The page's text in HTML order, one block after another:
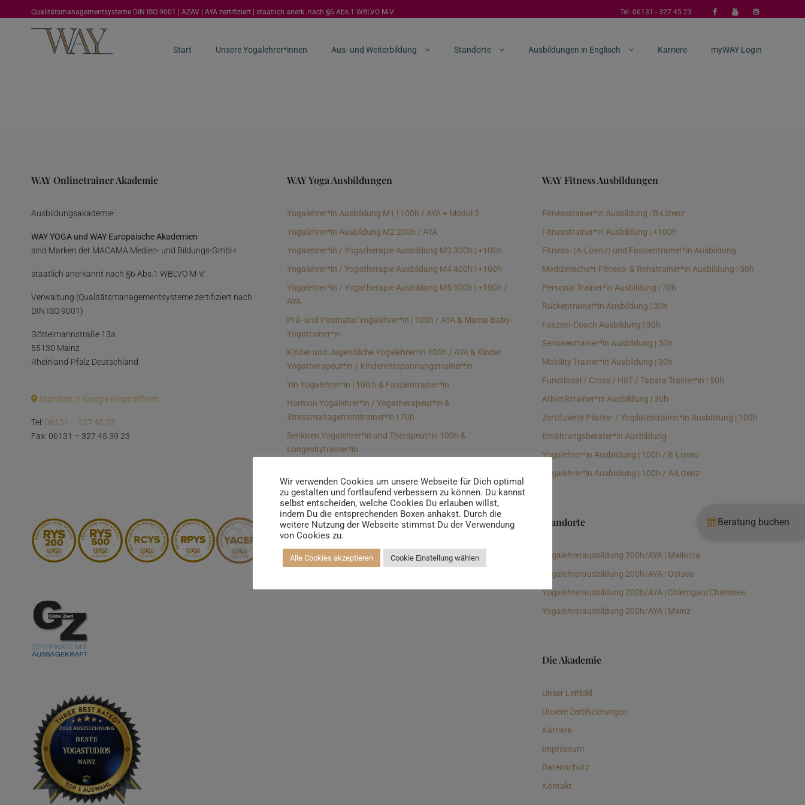
Qualitätsmanagementsysteme DIN ISO 9001 | AZAV | AYA zertifiziert | staatlich anerk. nach §6 Abs.1 WBLVO M-V. Tel: 06131 - 327 45 23
Start Unsere Yogalehrer*innen Aus- und Weiterbildung Standorte Ausbildungen in Englisch Karriere myWAY Login
WAY Onlinetrainer Akademie
Ausbildungsakademie:
WAY YOGA und WAY Europäische Akademien
sind Marken der MACAMA Medien- und Bildungs-GmbH
staatlich anerkannt nach §6 Abs.1 WBLVO M-V.
Verwaltung (Qualitätsmanagementsysteme zertifiziert nach
DIN ISO 9001)
Göttelmannstraße 13a
55130 Mainz
Rheinland-Pfalz Deutschland
Standort in Google Maps öffnen
Tel: 06131 – 327 45 23
Fax: 06131 – 327 45 39 23
WAY Yoga Ausbildungen
Yogalehrer*in Ausbildung M1 | 100h / AYA + Modul 2
Yogalehrer*in Ausbildung M2 200h / AYA
Yogalehrer*in / Yogatherapie Ausbildung M3 300h | +100h
Yogalehrer*in / Yogatherapie Ausbildung M4 400h | +100h
Yogalehrer*in / Yogatherapie Ausbildung M5 500h | +100h /
AYA
Prä- und Postnatal Yogalehrer*in | 100h / AYA & Mama-Baby-
Yogatrainer*in
Kinder und Jugendliche Yogalehrer*in 100h / AYA & Kinder
Yogatherapeut*in / Kinderentspannungstrainer*in
Yin Yogalehrer*in | 100 h & Faszientrainer*in
Hormon Yogalehrer*in / Yogatherapeut*in &
Stressmanagementtrainer*in | 70h
Senioren Yogalehrer*in und Therapeut*in 100h &
Longevitytrainer*in
Meditationsleiter*in | 50h & Achtsamkeitstrainer*in
Yoga Alignmenttrainer*in | 40h
Yoga Hilfsmitteltrainer*in Ausbildung | 10 h
WAY Fitness Ausbildungen
Fitnesstrainer*in Ausbildung | B-Lizenz
Fitnesstrainer*in Ausbildung | +100h
Fitness- (A-Lizenz) und Faszientrainer*in Ausbildung
Medizinische*r Fitness- & Rehatrainer*in Ausbildung | 50h
Personal Trainer*in Ausbildung | 70h
Rückentrainer*in Ausbildung | 30h
Faszien-Coach Ausbildung | 30h
Seniorentrainer*in Ausbildung | 30h
Mobility Trainer*in Ausbildung | 30h
Functional / Cross / HIIT / Tabata Trainer*in | 50h
Athletiktrainer*in Ausbildung | 30h
Zertifizierte Pilates- / Yogilatestrainer*in Ausbildung | 100h
Ernährungsberater*in Ausbildung
Yogalehrer*in Ausbildung | 100h / B-Lizenz
Yogalehrer*in Ausbildung | 100h / A-Lizenz
Standorte
Yogalehrerausbildung 200h/AYA | Mallorca
Yogalehrerausbildung 200h/AYA | Ostsee
Yogalehrerausbildung 200h/AYA | Chiemgau/Chiemsee
Yogalehrerausbildung 200h/AYA | Mainz
Die Akademie
Unser Leitbild
Unsere Zertifizierungen
Karriere
Impressum
Datenschutz
Kontakt
Wir verwenden Cookies um unsere Webseite für Dich optimal
zu gestalten und fortlaufend verbessern zu können. Du kannst
selbst entscheiden, welche Cookies Du erlauben willst,
indem Du die entsprechenden Boxen anhakst. Durch die
weitere Nutzung der Webseite stimmst Du der Verwendung
von Cookies zu.
Alle Cookies akzeptieren Cookie Einstellung wählen
Beratung buchen